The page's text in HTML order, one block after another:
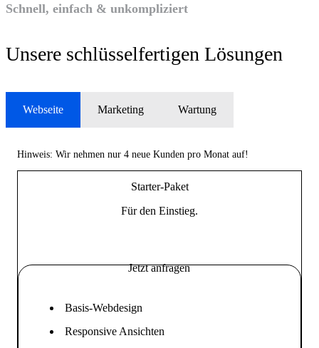
Schnell, einfach & unkompliziert
Unsere schlüsselfertigen Lösungen
Webseite Marketing Wartung
Hinweis: Wir nehmen nur 4 neue Kunden pro Monat auf!
Starter-Paket
Für den Einstieg.
Jetzt anfragen
Basis-Webdesign
Responsive Ansichten